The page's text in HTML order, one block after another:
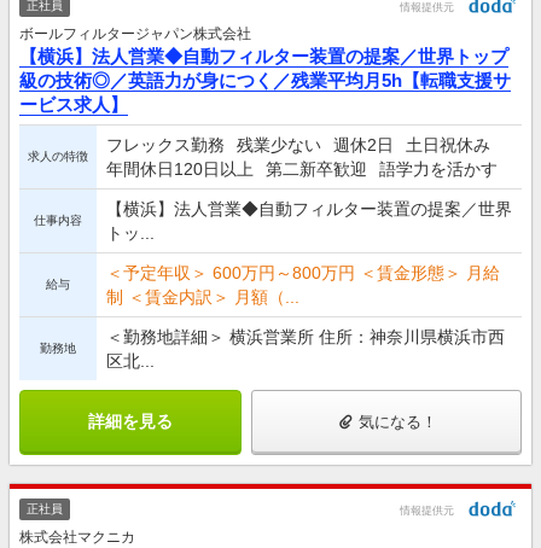
正社員 情報提供元
ボールフィルタージャパン株式会社
【横浜】法人営業◆自動フィルター装置の提案／世界トップ
級の技術◎／英語力が身につく／残業平均月5h【転職支援サ
ービス求人】
求人の特徴
フレックス勤務 残業少ない 週休2日
土日祝休み
年間休日120日以上
第二新卒歓迎 語学力を活かす
仕事内容
【横浜】法人営業◆自動フィルター装置の提案／世界
トッ...
給与
＜予定年収＞ 600万円～800万円 ＜賃金形態＞ 月給
制 ＜賃金内訳＞ 月額（...
勤務地
＜勤務地詳細＞ 横浜営業所 住所：神奈川県横浜市西
区北...
詳細を見る 気になる！
正社員 情報提供元
株式会社マクニカ